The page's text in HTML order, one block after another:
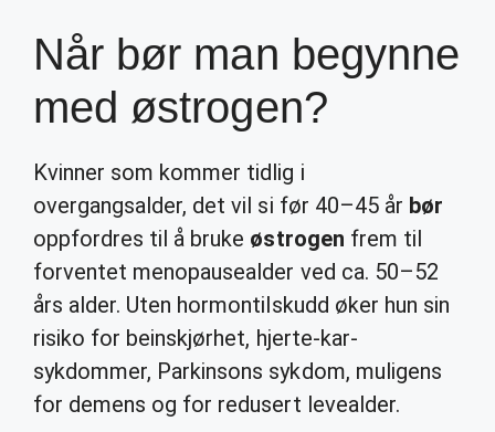
Når bør man begynne
med østrogen?
Kvinner som kommer tidlig i
overgangsalder, det vil si før 40–45 år bør
oppfordres til å bruke østrogen frem til
forventet menopausealder ved ca. 50–52
års alder. Uten hormontilskudd øker hun sin
risiko for beinskjørhet, hjerte-kar-
sykdommer, Parkinsons sykdom, muligens
for demens og for redusert levealder.